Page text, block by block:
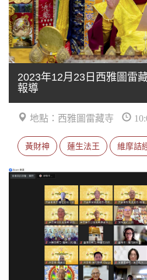
2023年12月23日西雅圖雷
報導
地點：西雅圖雷藏寺
黃財神 蓮生法王 維摩詰